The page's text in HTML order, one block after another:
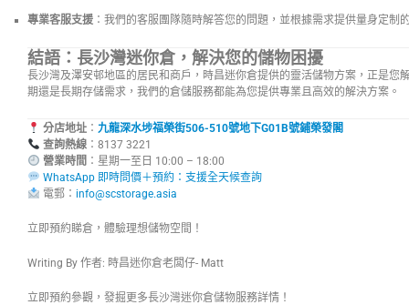
專業客服支援 ：我們的客服團隊隨時解答您的問題，並根據需求提供量身定制
結語：長沙灣迷你倉，解決您的儲物困擾
長沙灣及澤安邨地區的居民和商戶，時昌迷你倉提供的靈活儲物方案，正是您
期還是長期存儲需求，我們的倉儲服務都能為您提供專業且高效的解決方案。
分店地址： 九龍深水埗福榮街506-510號地下G01B號鋪榮發閣
查詢熱線：8137 3221
營業時間 ：星期一至日 10:00
WhatsApp 即時問價＋預約：支援全天候查詢
電郵： info@scstorage.asia
立即預約睇倉，體驗理想儲物空間！
Writing By 作者: 時昌迷你倉老闆仔- Matt
立即預約參觀，發掘更多長沙灣迷你倉儲物服務詳情！